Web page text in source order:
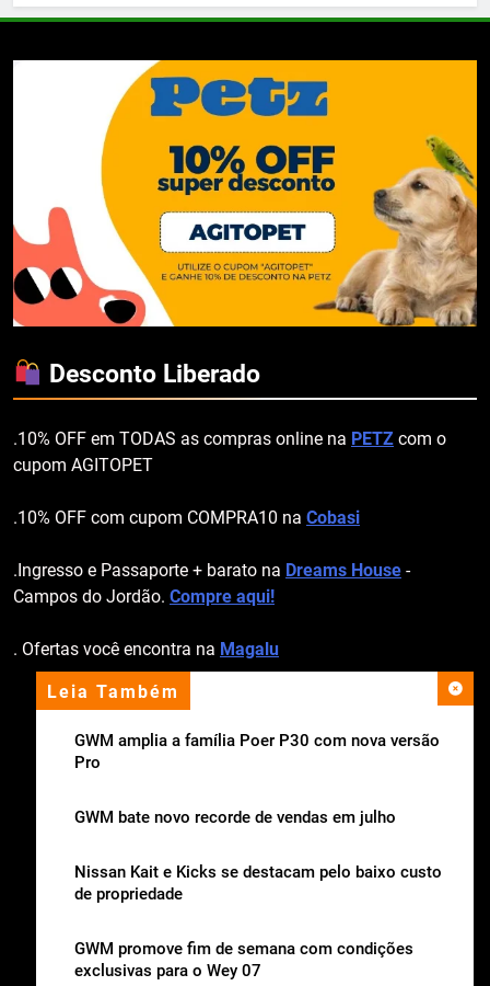
Leia Também
GWM amplia a família Poer P30 com nova versão
Pro
GWM bate novo recorde de vendas em julho
Nissan Kait e Kicks se destacam pelo baixo custo
de propriedade
GWM promove fim de semana com condições
exclusivas para o Wey 07
Desconto Liberado
.10% OFF em TODAS as compras online na PETZ com o
cupom AGITOPET
.10% OFF com cupom COMPRA10 na Cobasi
.Ingresso e Passaporte + barato na Dreams House -
Campos do Jordão. Compre aqui!
. Ofertas você encontra na Magalu
apoio institucional